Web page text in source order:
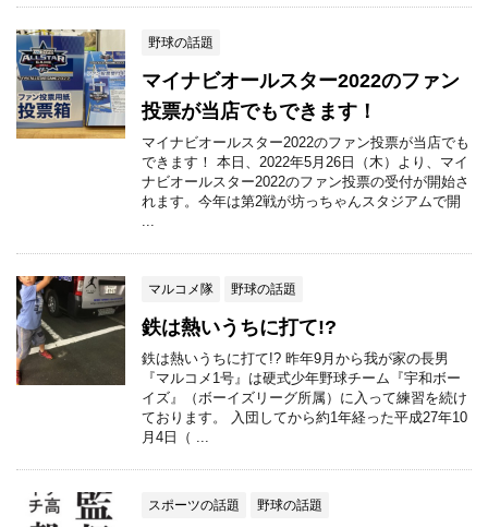
野球の話題
マイナビオールスター2022のファン
投票が当店でもできます！
マイナビオールスター2022のファン投票が当店でも
できます！ 本日、2022年5月26日（木）より、マイ
ナビオールスター2022のファン投票の受付が開始さ
れます。今年は第2戦が坊っちゃんスタジアムで開
マルコメ隊 野球の話題
鉄は熱いうちに打て!?
鉄は熱いうちに打て!? 昨年9月から我が家の長男
『マルコメ1号』は硬式少年野球チーム『宇和ボー
イズ』（ボーイズリーグ所属）に入って練習を続け
ております。 入団してから約1年経った平成27年10
月4日（ ...
スポーツの話題 野球の話題